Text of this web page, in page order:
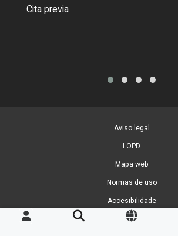
Cita previa
Aviso legal
LOPD
Mapa web
Normas de uso
Accesibilidade
Xestión de cookies